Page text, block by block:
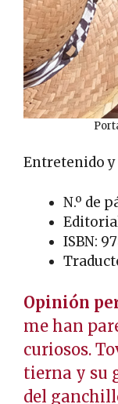
Entretenido
N.º de
ISBN:
Opinión
me han
curiosos.
tierna y su
del